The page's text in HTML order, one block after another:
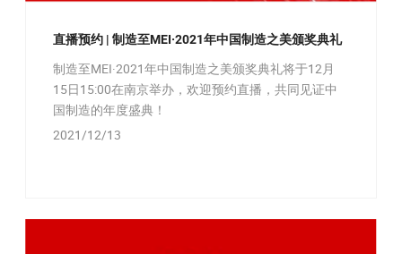
直播预约 | 制造至MEI·2021年中国制造之美颁奖典礼
制造至MEI·2021年中国制造之美颁奖典礼将于12月
15日15:00在南京举办，欢迎预约直播，共同见证中
国制造的年度盛典！
2021/12/13